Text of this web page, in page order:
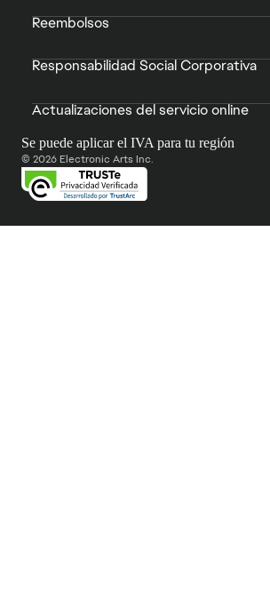
Reembolsos
Responsabilidad Social Corporativa
Actualizaciones del servicio online
Se puede aplicar el IVA para tu región
© 2026 Electronic Arts Inc.